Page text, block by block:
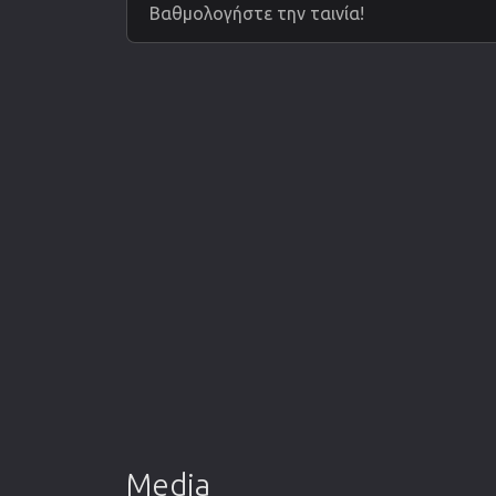
Βαθμολογήστε την ταινία!
Media